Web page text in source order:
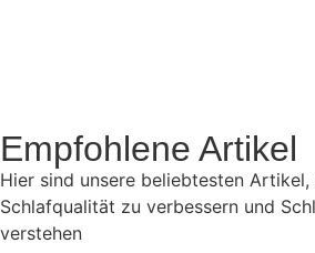
Empfohlene Artikel
Hier sind unsere beliebtesten Artikel,
Schlafqualität zu verbessern und
verstehen